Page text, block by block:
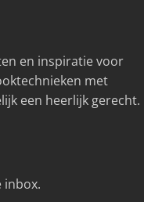
en inspiratie voor
met
een heerlijk gerecht.
inbox.